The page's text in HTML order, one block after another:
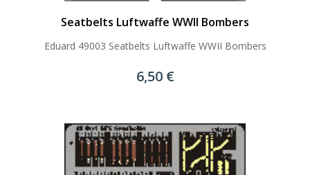
Seatbelts Luftwaffe WWII Bombers
Eduard 49003 Seatbelts Luftwaffe WWII Bombers
6,50 €